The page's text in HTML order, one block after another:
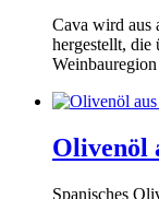
Cava wird aus
hergestellt, die
Olivenöl
Spanisches